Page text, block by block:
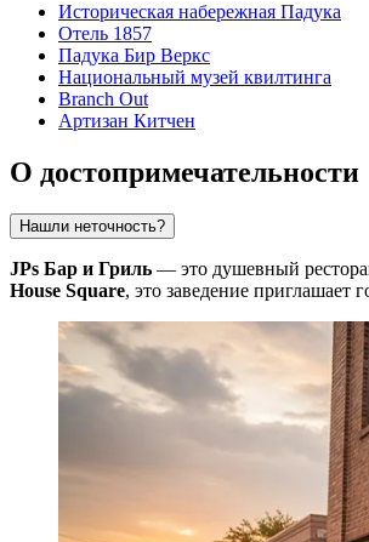
Историческая набережная Падука
Отель 1857
Падука Бир Веркс
Национальный музей квилтинга
Branch Out
Артизан Китчен
О достопримечательности
Нашли неточность?
JPs Бар и Гриль — это душевный
House Square, это заведение приглашает